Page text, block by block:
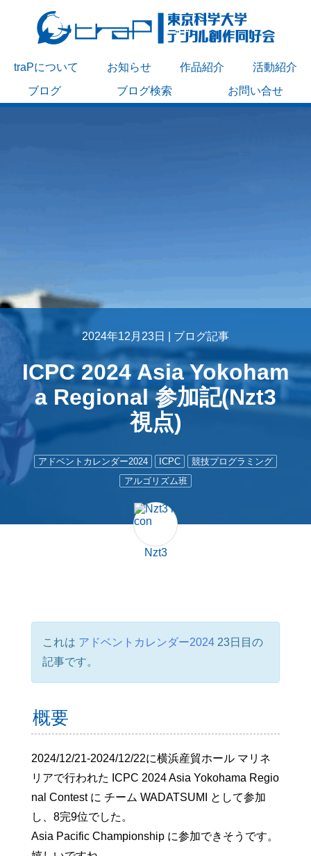
traPについて お知らせ 作品紹介
活動紹介
ブログ
ブログ検索 お問い合せ
2024年12月23日 | ブログ記事
ICPC 2024 Asia Yokoham
a Regional 参加記(Nzt3
視点)
アドベントカレンダー2024 ICPC
競技プログラミング
アルゴリズム班
Nzt3
これは アドベントカレンダー202423日目の
記事です。
概要
2024/12/21-2024/12/22に横浜産貿ホール マリネ
リアで行われた ICPC 2024 Asia Yokohama Regio
nal Contest に チーム WADATSUMI として参加
し、8完9位でした。
Asia Pacific Championship に参加できそうです。